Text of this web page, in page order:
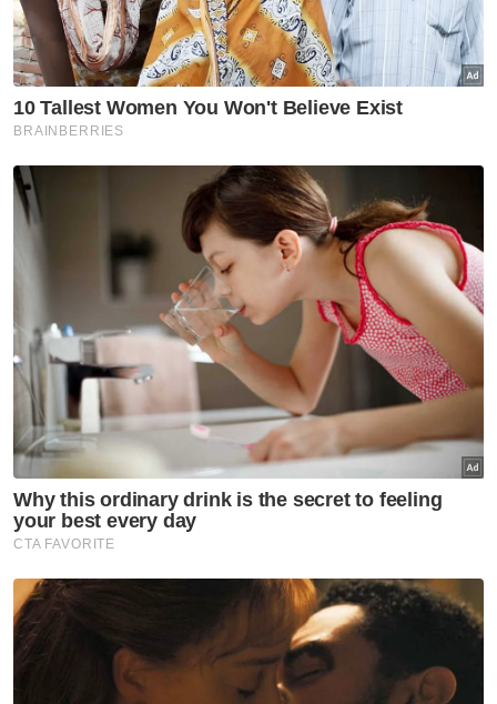
Berita Telus & Tulus menerusi E-Mel setiap
hari!
"Saksi diminta menghubungi Pegawai
Penyiasat Kes, Inspektor Elaine Lee di talian
016-2398565 atau 03-55202222.
Terdahulu, tular di Facebook dan media sosial
lain beberapa keping gambar menunjukkan
beberapa ekor anjing ditemui mati di satu
kawasan di Kota Kemuning di sini.
Muat turun aplikasi Sinar Harian.Klik di sini!
Anjing Mati
Kota Kemuning
Punca Kematian